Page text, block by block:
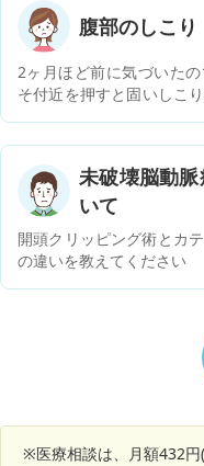
腹部のしこり
2ヶ月ほど前に気づいた
そ付近を押すと固いしこ
秒ほど圧迫するとじわっ
けてあたたかいものが流
骨のくぼみを圧迫した時
ています。内蔵の一部な
のか分からず心配です。
未破壊脳動
いて
開頭クリッピング術とカ
の違いを教えてください
※医療相談は、月額432円